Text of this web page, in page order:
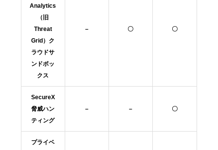
Analytics
（旧
Threat
Grid）ク
ラウドサ
ンドボッ
クス
– 〇 〇
SecureX
脅威ハン
ティング
– – 〇
プライベ